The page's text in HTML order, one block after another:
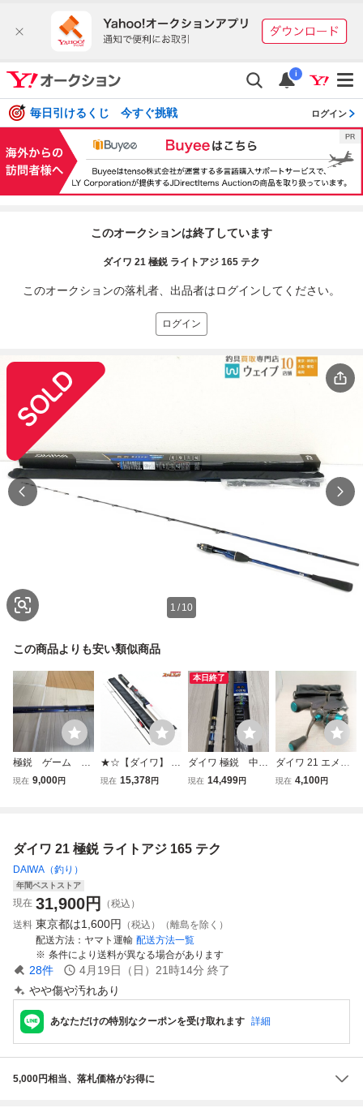
i
毎日引けるくじ 今すぐ挑戦 ログイン
このオークションは終了しています
ダイワ 21 極鋭 ライトアジ 165 テク
このオークションの落札者、出品者はログインしてください。
ログイン
1 / 10
この商品よりも安い類似商品
極鋭 ゲーム 18
0 テク ダイワ
現在 9,000円
★☆【ダイワ】 2
1月下美人 MX ア
現在 15,378円
本日終了
ダイワ 極鋭 中深
場 H-225 AGS
現在 14,499円
ダイワ 21 エメラ
ルダス AIR LT 250
現在 4,100円
ダイワ 21 極鋭 ライトアジ 165 テク
DAIWA（釣り）
年間ベストストア
現在 31,900円
（税込）
送料 東京都は1,600円
（税込）（離島を除く）
配送方法
ヤマト運輸 配送方法一覧
条件により送料が異なる場合があります
28件 4月19日（日）21時14分 終了
やや傷や汚れあり
あなただけの特別なクーポンを受け取れます 詳細
5,000円相当、落札価格がお得に